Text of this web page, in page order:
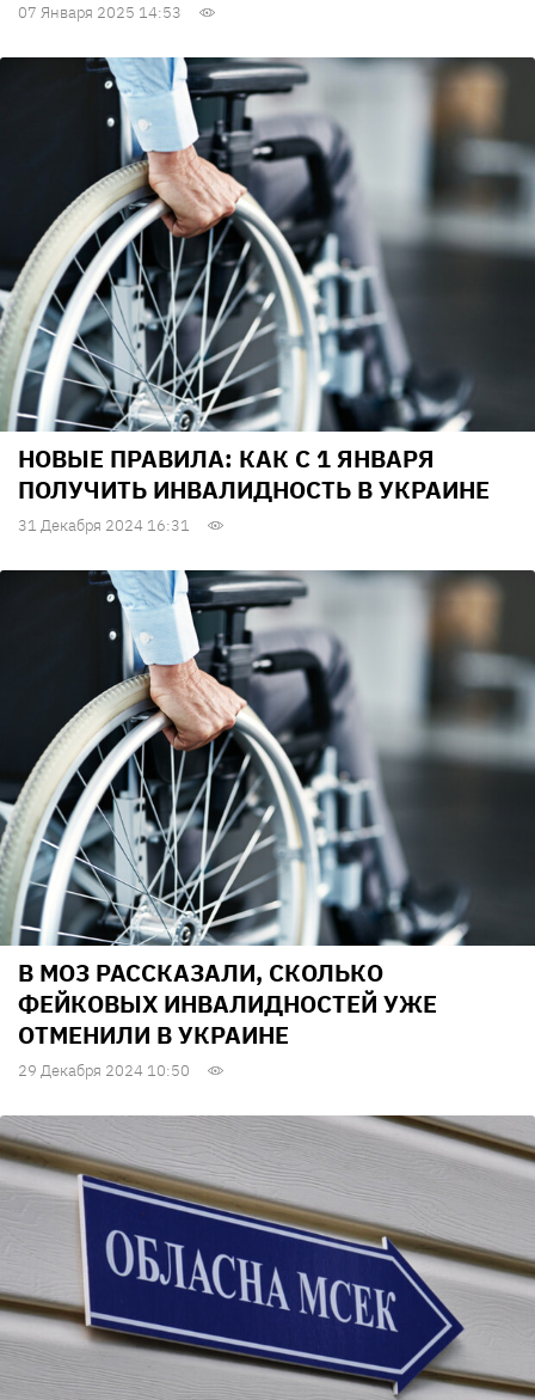
07 Января 2025 14:53
НОВЫЕ ПРАВИЛА: КАК С 1 ЯНВАРЯ
ПОЛУЧИТЬ ИНВАЛИДНОСТЬ В УКРАИНЕ
31 Декабря 2024 16:31
В МОЗ РАССКАЗАЛИ, СКОЛЬКО
ФЕЙКОВЫХ ИНВАЛИДНОСТЕЙ УЖЕ
ОТМЕНИЛИ В УКРАИНЕ
29 Декабря 2024 10:50